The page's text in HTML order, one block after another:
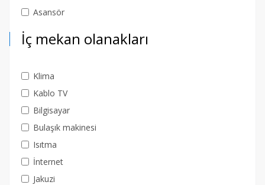
Asansör
İç mekan olanakları
Klima
Kablo TV
Bilgisayar
Bulaşık makinesi
Isıtma
İnternet
Jakuzi